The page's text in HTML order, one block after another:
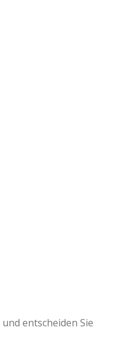
und entscheiden Sie